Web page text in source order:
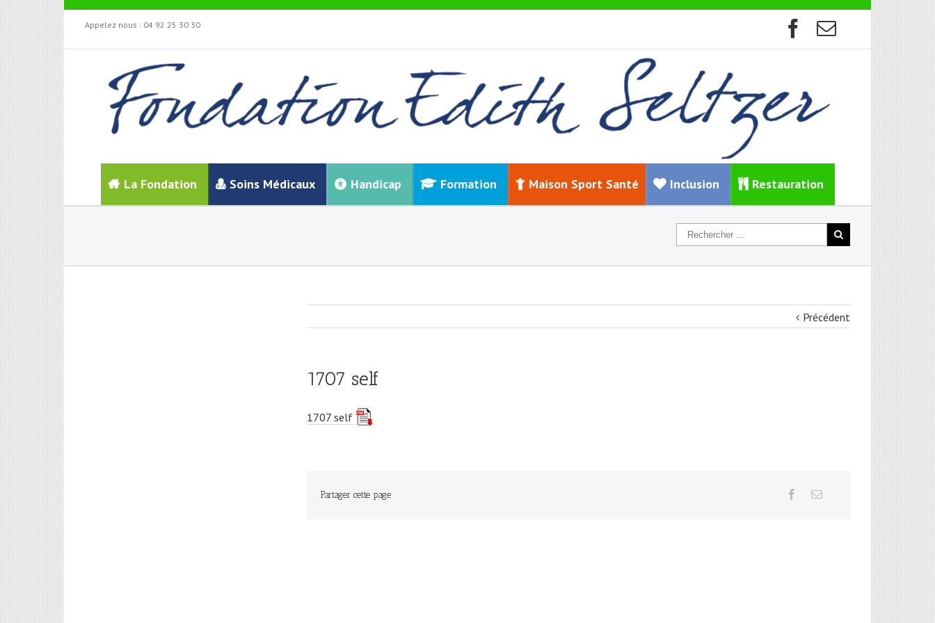
Appelez nous : 04 92 25 30 30
La Fondation Soins Médicaux Handicap Formation Maison Sport Santé Inclusion Restauration
Précédent
1707 self
1707 self
Partager cette page